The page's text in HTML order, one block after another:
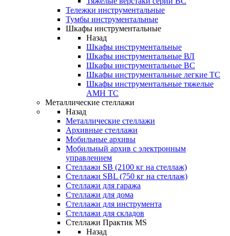
Тележки инструментальные
Тумбы инструментальные
Шкафы инструментальные
Назад
Шкафы инструментальные
Шкафы инструментальные ВЛ
Шкафы инструментальные ВС
Шкафы инструментальные легкие ТС
Шкафы инструментальные тяжелые
AMH TC
Металлические стеллажи
Назад
Металлические стеллажи
Архивные стеллажи
Мобильные архивы
Мобильный архив с электронным
управлением
Стеллажи SB (2100 кг на стеллаж)
Стеллажи SBL (750 кг на стеллаж)
Стеллажи для гаража
Стеллажи для дома
Стеллажи для инструмента
Стеллажи для складов
Стеллажи Практик MS
Назад